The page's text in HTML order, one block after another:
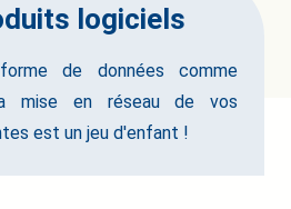
logiciels
de données comme
mise en réseau de vos
est un jeu d'enfant !